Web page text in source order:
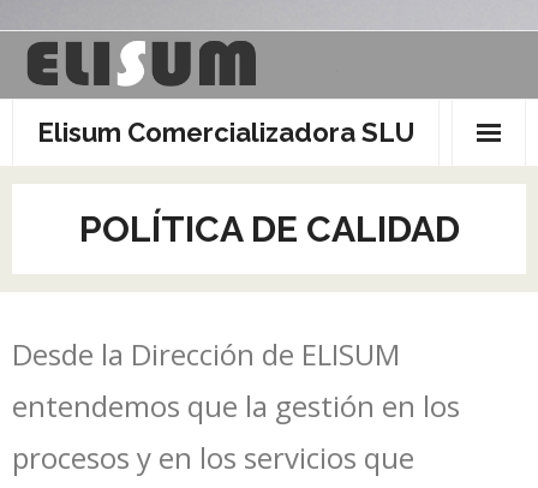
Saltar
contenido
Elisum Comercializadora SLU
POLÍTICA DE CALIDAD
Desde la Dirección de ELISUM
entendemos que la gestión en los
procesos y en los servicios que